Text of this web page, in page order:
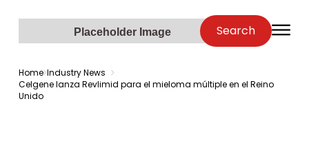
Placeholder Image Search
Home Industry News
Celgene lanza Revlimid para el mieloma múltiple en el Reino
Unido